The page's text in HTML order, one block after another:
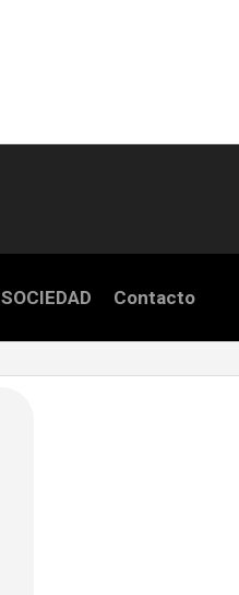
SOCIEDAD Contacto